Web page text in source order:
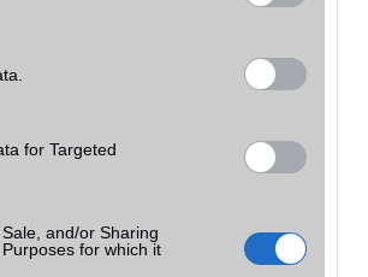
for Targeted
and/or Sharing
for which it